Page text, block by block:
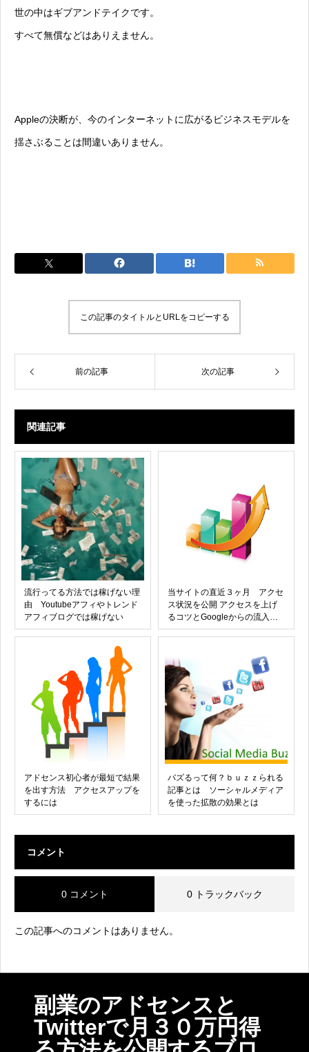
世の中はギブアンドテイクです。
すべて無償などはありえません。
Appleの決断が、今のインターネットに広がるビジネスモデルを
揺さぶることは間違いありません。
この記事のタイトルとURLをコピーする
前の記事 次の記事
関連記事
流行ってる方法では稼げない理
由 Youtubeアフィやトレンド
アフィブログでは稼げない
当サイトの直近３ヶ月 アクセ
ス状況を公開 アクセスを上げ
るコツとGoogleからの流入を
意識する方法
アドセンス初心者が最短で結果
を出す方法 アクセスアップを
するには
バズるって何？ｂｕｚｚられる
記事とは ソーシャルメディア
を使った拡散の効果とは
コメント
0 コメント 0 トラックバック
この記事へのコメントはありません。
副業のアドセンスと
Twitterで月３０万円得